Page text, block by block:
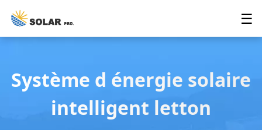
☰
Système d énergie solaire
intelligent letton